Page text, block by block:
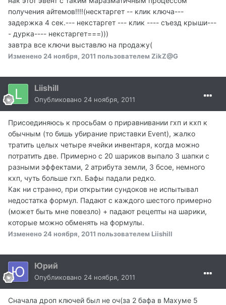
получения айтемов!!!!(несктаргет -- клик ключа---
задержка 4 сек.--- некстаргет --- клик ---- съезд крыши---
- дурка---- некстаргет===)))
завтра все ключи выставлю на продажу(
Изменено 24 ноября, 2011 пользователем ZikZ@G
Liishill
Опубликовано 24 ноября, 2011
Присоединяюсь к просьбам о приравнивании гхп и кхп к
обычным (то бишь убирание приставки Event), жалко
тратить целых четыре ячейки инвентаря, когда можно
потратить две. Примерно с 20 шариков выпало 3 шапки с
разными эффектами, 2 атрибута земли, 3 бсое, немного
кхп, чуть больше гхп. Бафы падали редко.
Как ни странно, при открытии сундоков не испытывал
недостатка формул. Падают с каждого шестого примерно
(может быть мне повезло) + падают рецепты на шарики,
которые можно обменять на формулы.
Изменено 24 ноября, 2011 пользователем Liishill
Юрий
Опубликовано 24 ноября, 2011
Сначала дроп ключей был не оч(за 2 бафа в Махуме 5